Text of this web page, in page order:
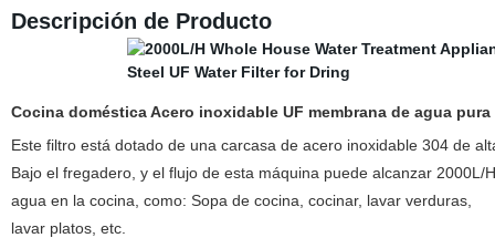
Descripción de Producto
Cocina doméstica Acero inoxidable UF membrana de agua
Este filtro está dotado de una carcasa de acero inoxidable 304 de
Bajo el fregadero, y el flujo de esta máquina puede alcanzar 2000L/
agua en la cocina, como: Sopa de cocina, cocinar, lavar verduras,
lavar platos, etc.